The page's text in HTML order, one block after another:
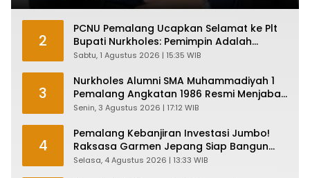
2
PCNU Pemalang Ucapkan Selamat ke Plt
Bupati Nurkholes: Pemimpin Adalah
Pelayan Rakyat!
Sabtu, 1 Agustus 2026 | 15:35 WIB
3
Nurkholes Alumni SMA Muhammadiyah 1
Pemalang Angkatan 1986 Resmi Menjabat
Plt Bupati, Inilah Pesan Ketua Asmam 86
Senin, 3 Agustus 2026 | 17:12 WIB
4
Pemalang Kebanjiran Investasi Jumbo!
Raksasa Garmen Jepang Siap Bangun
Pabrik dan Serap Ribuan Tenaga Kerja
Selasa, 4 Agustus 2026 | 13:33 WIB